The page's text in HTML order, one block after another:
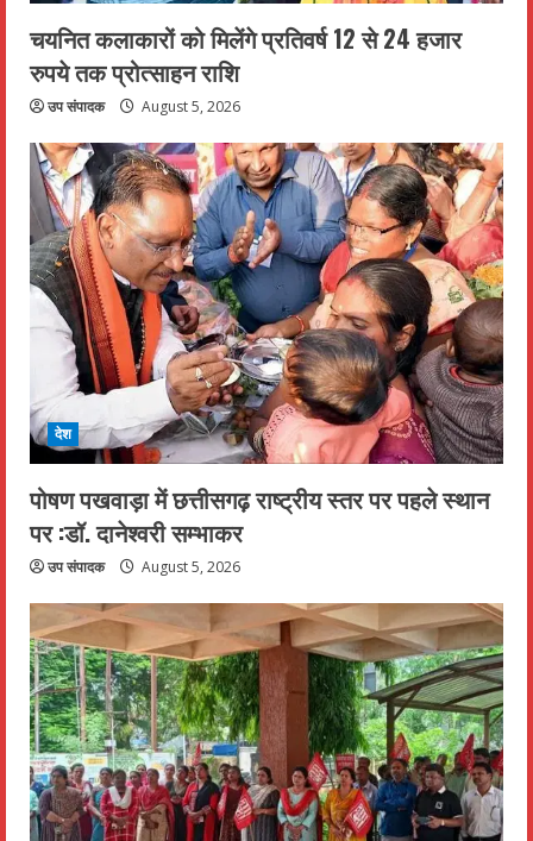
चयनित कलाकारों को मिलेंगे प्रतिवर्ष 12 से 24 हजार
रुपये तक प्रोत्साहन राशि
उप संपादक August 5, 2026
देश
पोषण पखवाड़ा में छत्तीसगढ़ राष्ट्रीय स्तर पर पहले स्थान
पर :डॉ. दानेश्वरी सम्भाकर
उप संपादक August 5, 2026